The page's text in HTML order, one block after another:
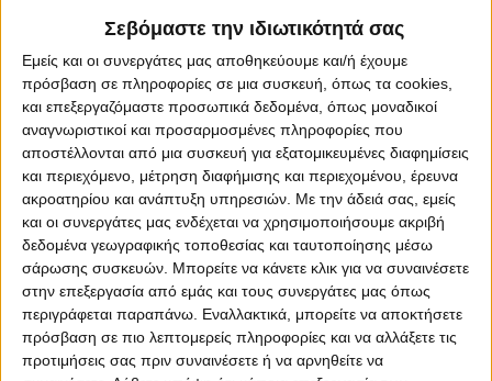
Σεβόμαστε την ιδιωτικότητά σας
Εμείς και οι συνεργάτες μας αποθηκεύουμε και/ή έχουμε
πρόσβαση σε πληροφορίες σε μια συσκευή, όπως τα cookies,
και επεξεργαζόμαστε προσωπικά δεδομένα, όπως μοναδικοί
αναγνωριστικοί και προσαρμοσμένες πληροφορίες που
αποστέλλονται από μια συσκευή για εξατομικευμένες διαφημίσεις
και περιεχόμενο, μέτρηση διαφήμισης και περιεχομένου, έρευνα
ακροατηρίου και ανάπτυξη υπηρεσιών. Με την άδειά σας, εμείς
και οι συνεργάτες μας ενδέχεται να χρησιμοποιήσουμε ακριβή
δεδομένα γεωγραφικής τοποθεσίας και ταυτοποίησης μέσω
σάρωσης συσκευών. Μπορείτε να κάνετε κλικ για να συναινέσετε
στην επεξεργασία από εμάς και τους συνεργάτες μας όπως
περιγράφεται παραπάνω. Εναλλακτικά, μπορείτε να αποκτήσετε
πρόσβαση σε πιο λεπτομερείς πληροφορίες και να αλλάξετε τις
προτιμήσεις σας πριν συναινέσετε ή να αρνηθείτε να
About Offradio Business Class Terms & Conditions
Privacy Policy
Designed & developed byporcupine colors&Fotis Alexandrou